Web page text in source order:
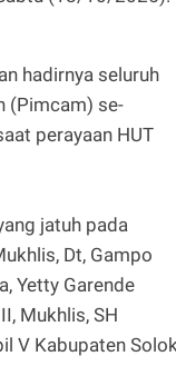
hadirnya seluruh
(Pimcam) se-
perayaan HUT
jatuh pada
Dt, Gampo
Yetty Garende
Mukhlis, SH
V Kabupaten